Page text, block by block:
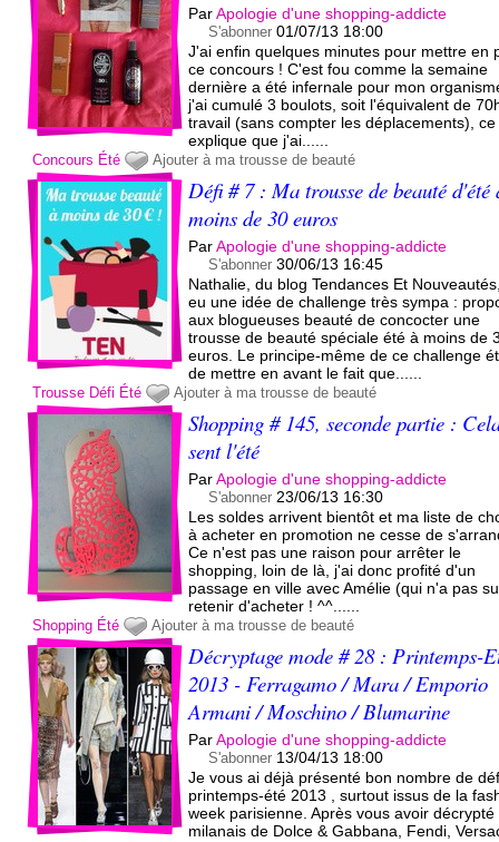
ParApologie d'une shopping-addicte
S'abonner 01/07/13 18:00
J'ai enfin quelques minutes pour mettre en
ce concours ! C'est fou comme la semaine
dernière a été infernale pour mon
j'ai cumulé 3 boulots, soit l'équivalent de
travail (sans compter les déplacements),
explique que j'ai......
Concours Été Ajouter à ma trousse de beauté
Défi # 7 : Ma trousse de beauté d'été
moins de 30 euros
ParApologie d'une shopping-addicte
S'abonner 30/06/13 16:45
Nathalie, du blog Tendances Et
eu une idée de challenge très sympa :
aux blogueuses beauté de concocter une
trousse de beauté spéciale été à moins de
euros. Le principe-même de ce challenge
de mettre en avant le fait que......
Trousse Défi Été Ajouter à ma trousse de beauté
Shopping # 145, seconde partie :
sent l'été
ParApologie d'une shopping-addicte
S'abonner 23/06/13 16:30
Les soldes arrivent bientôt et ma liste de
à acheter en promotion ne cesse de
Ce n'est pas une raison pour arrêter le
shopping, loin de là, j'ai donc profité d'un
passage en ville avec Amélie (qui n'a pas
retenir d'acheter ! ^^......
Shopping Été Ajouter à ma trousse de beauté
Décryptage mode # 28 : Printemps-
2013 - Ferragamo / Mara / Emporio
Armani / Moschino / Blumarine
ParApologie d'une shopping-addicte
S'abonner 13/04/13 18:00
Je vous ai déjà présenté bon nombre de
printemps-été 2013 , surtout issus de la
week parisienne. Après vous avoir décrypté
milanais de Dolce & Gabbana, Fendi,